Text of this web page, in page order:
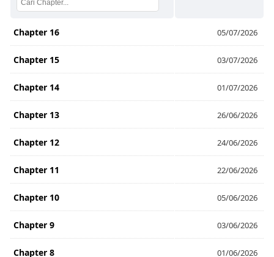
Chapter 16 05/07/2026
Chapter 15 03/07/2026
Chapter 14 01/07/2026
Chapter 13 26/06/2026
Chapter 12 24/06/2026
Chapter 11 22/06/2026
Chapter 10 05/06/2026
Chapter 9 03/06/2026
Chapter 8 01/06/2026